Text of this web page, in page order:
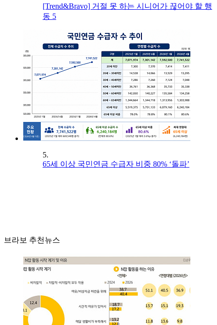
[Trend&Bravo] 거절 못 하는 시니어가 끊어야 할 행
동 5
5.
65세 이상 국민연금 수급자 비중 80% ‘돌파’
브라보 추천뉴스